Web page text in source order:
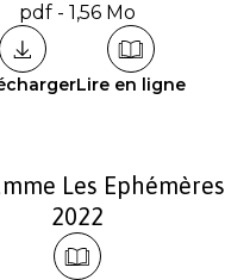
pdf - 1,56 Mo
Lire en ligne
Les Ephémères
2022